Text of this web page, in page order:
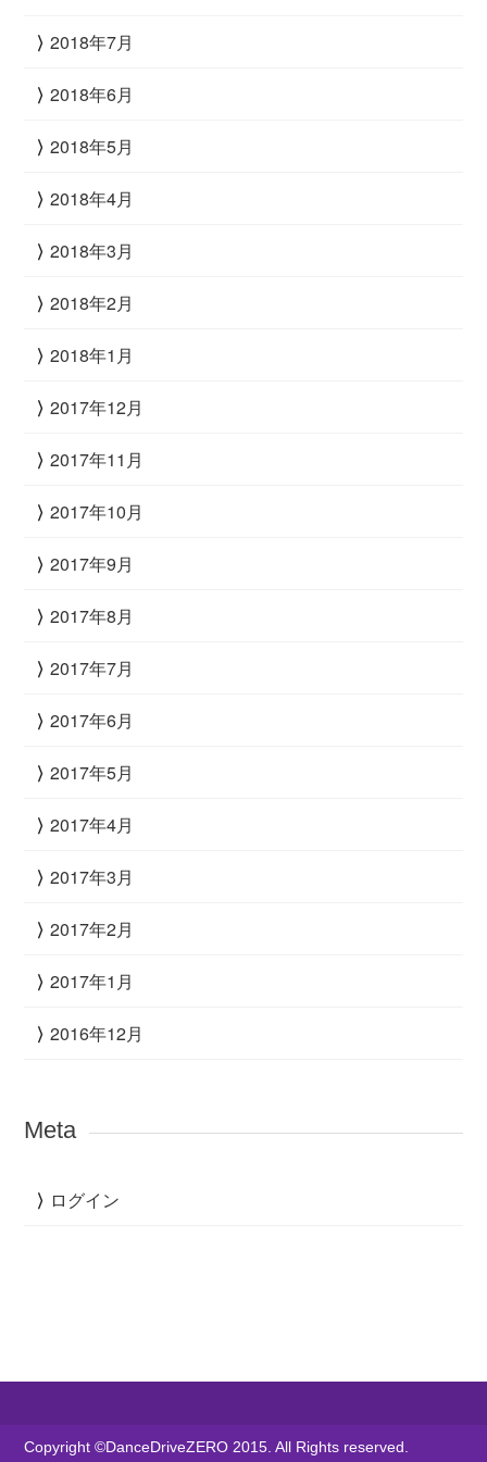
2018年7月
2018年6月
2018年5月
2018年4月
2018年3月
2018年2月
2018年1月
2017年12月
2017年11月
2017年10月
2017年9月
2017年8月
2017年7月
2017年6月
2017年5月
2017年4月
2017年3月
2017年2月
2017年1月
2016年12月
Meta
ログイン
Copyright ©DanceDriveZERO 2015. All Rights reserved.